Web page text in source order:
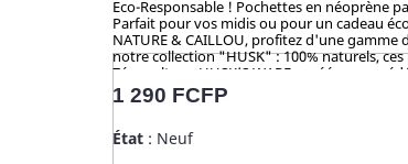
Eco-Responsable ! Pochettes en néoprène
Parfait pour vos midis ou pour un cadeau
NATURE & CAILLOU, profitez d'une
notre collection "HUSK" : 100% naturels,
Zéro culture, HUSK’S WARE a créé un
en bambou qui contiennent du mélaminé
analysé et certifié par la TUV (Allemagne),
Prix
1 290 FCFP
État : Neuf